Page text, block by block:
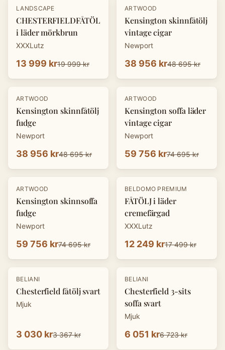
- 30%
LANDSCAPE
CHESTERFIELDFÅTÖLJ
i läder mörkbrun
XXXLutz
13 999 kr19 999 kr
-20%
ARTWOOD
Kensington skinnfåtölj
vintage cigar
Newport
38 956 kr48 695 kr
-20%
ARTWOOD
Kensington skinnfåtölj
fudge
Newport
38 956 kr48 695 kr
-20%
ARTWOOD
Kensington soffa läder
vintage cigar
Newport
59 756 kr74 695 kr
-20%
ARTWOOD
Kensington skinnsoffa
fudge
Newport
59 756 kr74 695 kr
-30 %
BELDOMO PREMIUM
FÅTÖLJ i läder
cremefärgad
XXXLutz
12 249 kr17 499 kr
-10 %
BELIANI
Chesterfield fåtölj svart
Mjuk
3 030 kr3 367 kr
-10 %
BELIANI
Chesterfield 3-sits
soffa svart
Mjuk
6 051 kr6 723 kr